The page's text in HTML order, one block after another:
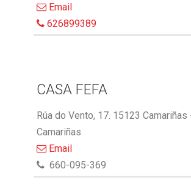
Email
626899389
CASA FEFA
Rúa do Vento, 17. 15123 Camariñas
Camariñas
Email
660-095-369